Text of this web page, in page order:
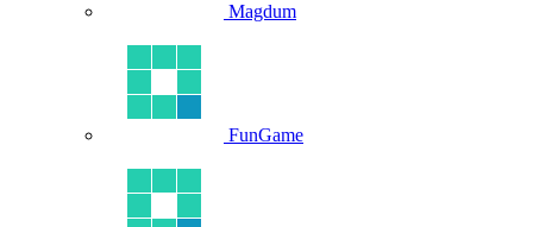
Magdum
FunGame